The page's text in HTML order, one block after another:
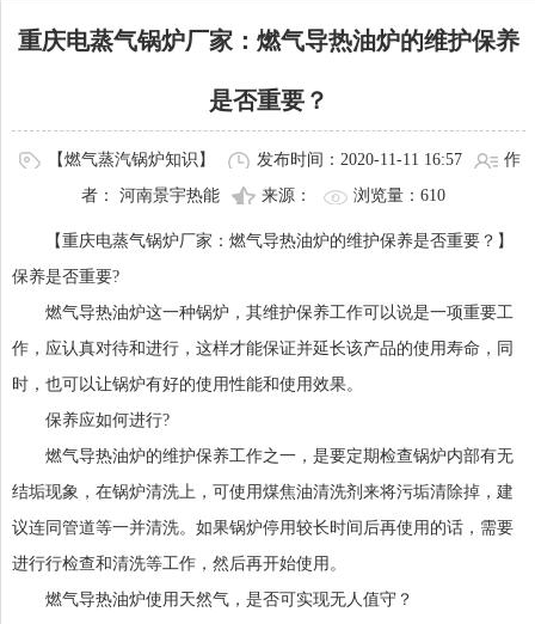
重庆电蒸气锅炉厂家：燃气导热油炉的维护保养
是否重要？
【燃气蒸汽锅炉知识】 发布时间：2020-11-11 16:57
作
者： 河南景宇热能
来源： 浏览量： 610
【重庆电蒸气锅炉厂家：燃气导热油炉的维护保养是否重要？】
保养是否重要?
燃气导热油炉这一种锅炉，其维护保养工作可以说是一项重要工
作，应认真对待和进行，这样才能保证并延长该产品的使用寿命，同
时，也可以让锅炉有好的使用性能和使用效果。
保养应如何进行?
燃气导热油炉的维护保养工作之一，是要定期检查锅炉内部有无
结垢现象，在锅炉清洗上，可使用煤焦油清洗剂来将污垢清除掉，建
议连同管道等一并清洗。如果锅炉停用较长时间后再使用的话，需要
进行行检查和清洗等工作，然后再开始使用。
燃气导热油炉使用天然气，是否可实现无人值守？